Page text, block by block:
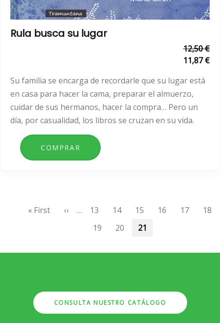
Rula busca su lugar
12,50 €
11,87 €
Su familia se encarga de recordarle que su lugar está
en casa para hacer la cama, preparar el almuerzo,
cuidar de sus hermanos, hacer la compra… Pero un
día, por casualidad, los libros se cruzan en su vida.
Primera
« First
Página
‹‹ … Page
13 Page
14 Page
15 Page
16 Page
17
18
Page
19 Page
20
Página
21
CONSULTA NUESTRO CATÁLOGO